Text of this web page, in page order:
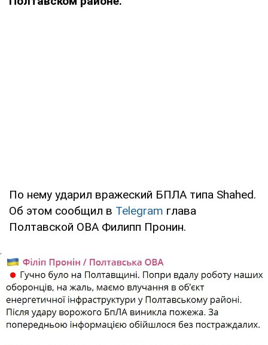
По нему ударил вражеский БПЛА типа Shahed.
Об этом сообщил в Telegram глава
Полтавской ОВА Филипп Пронин.